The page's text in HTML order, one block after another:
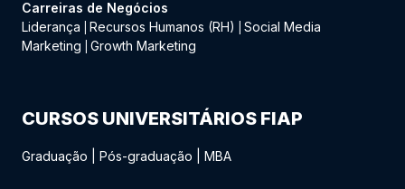
Carreiras de Negócios
Liderança
Recursos Humanos (RH)
Social Media
Marketing
Growth Marketing
CURSOS UNIVERSITÁRIOS FIAP
Graduação Pós-graduação MBA